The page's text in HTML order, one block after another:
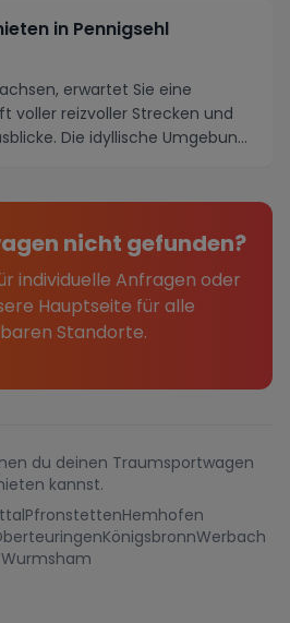
in Pennigsehl
erwartet Sie eine
voller reizvoller Strecken und
Die idyllische Umgebun...
nicht gefunden?
individuelle Anfragen oder
Hauptseite für alle
Standorte.
du deinen Traumsportwagen
kannst.
PfronstettenHemhofen
KönigsbronnWerbach
Wurmsham